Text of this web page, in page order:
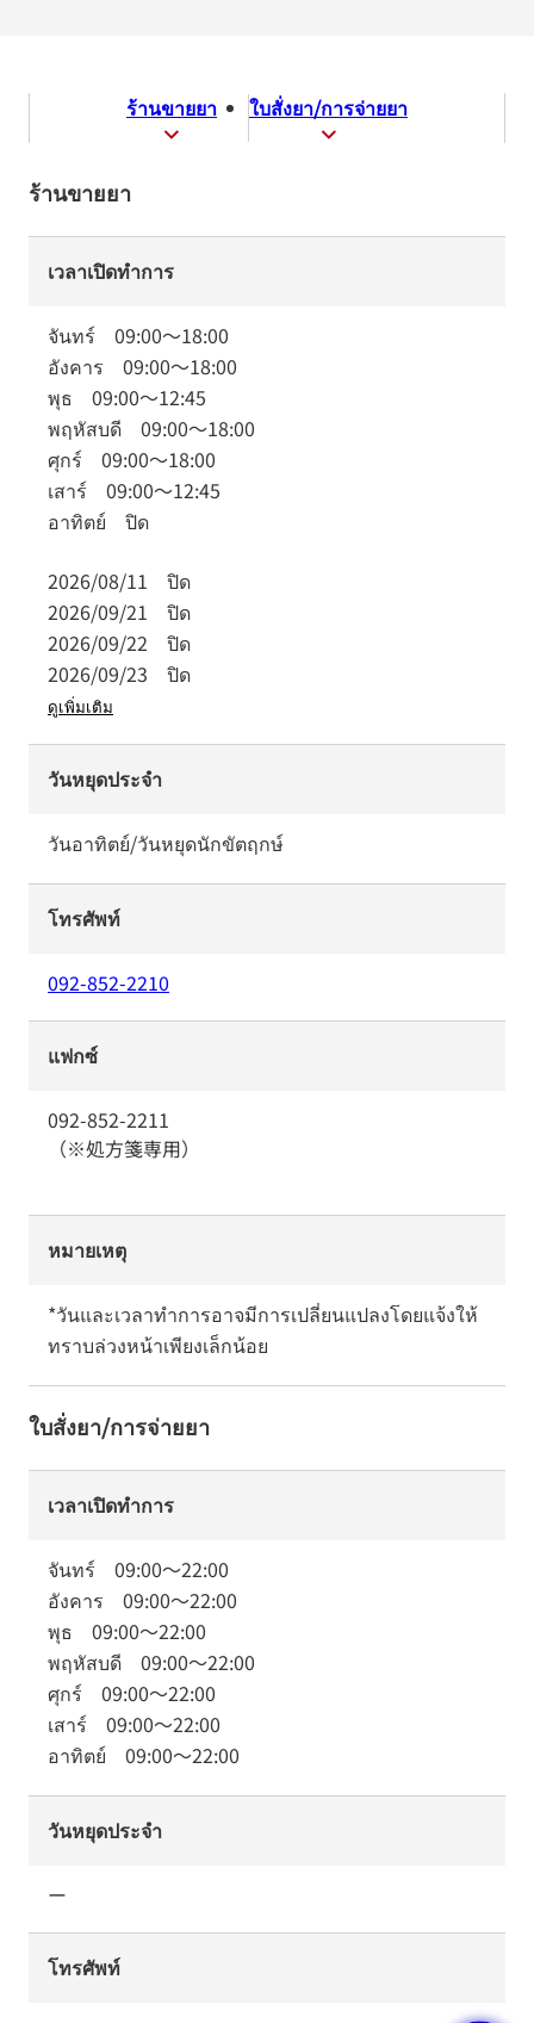
ร้านขายยา ใบสั่งยา/การจ่ายยา
ร้านขายยา
เวลาเปิดทำการ
จันทร์ 09:00～18:00
อังคาร 09:00～18:00
พุธ 09:00～12:45
พฤหัสบดี 09:00～18:00
ศุกร์ 09:00～18:00
เสาร์ 09:00～12:45
อาทิตย์ ปิด
2026/08/11 ปิด
2026/09/21 ปิด
2026/09/22 ปิด
2026/09/23 ปิด
ดูเพิ่มเติม
วันหยุดประจำ
วันอาทิตย์/วันหยุดนักขัตฤกษ์
โทรศัพท์
092-852-2210
แฟกซ์
092-852-2211
（※処方箋専用）
หมายเหตุ
*วันและเวลาทำการอาจมีการเปลี่ยนแปลงโดยแจ้งให้
ทราบล่วงหน้าเพียงเล็กน้อย
ใบสั่งยา/การจ่ายยา
เวลาเปิดทำการ
จันทร์ 09:00～22:00
อังคาร 09:00～22:00
พุธ 09:00～22:00
พฤหัสบดี 09:00～22:00
ศุกร์ 09:00～22:00
เสาร์ 09:00～22:00
อาทิตย์ 09:00～22:00
วันหยุดประจำ
ー
โทรศัพท์